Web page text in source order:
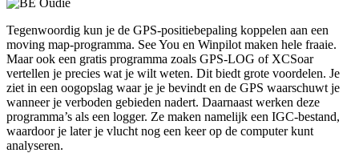
Tegenwoordig kun je de GPS-positiebepaling koppelen aan een
moving map-programma. See You en Winpilot maken hele fraaie.
Maar ook een gratis programma zoals GPS-LOG of XCSoar
vertellen je precies wat je wilt weten. Dit biedt grote voordelen. Je
ziet in een oogopslag waar je je bevindt en de GPS waarschuwt je
wanneer je verboden gebieden nadert. Daarnaast werken deze
programma’s als een logger. Ze maken namelijk een IGC-bestand,
waardoor je later je vlucht nog een keer op de computer kunt
analyseren.